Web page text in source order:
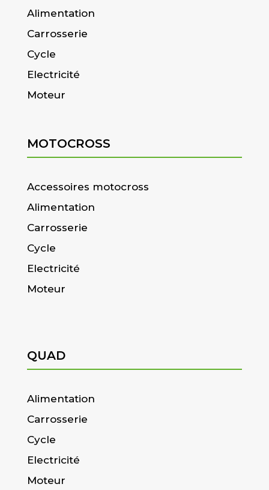
Alimentation
Carrosserie
Cycle
Electricité
Moteur
MOTOCROSS
Accessoires motocross
Alimentation
Carrosserie
Cycle
Electricité
Moteur
QUAD
Alimentation
Carrosserie
Cycle
Electricité
Moteur